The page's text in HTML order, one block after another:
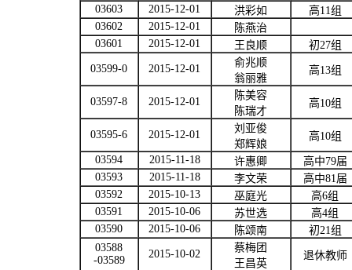
03603
2015-12-01 洪彩如 高11组
03602
2015-12-01
陈燕治
03601
2015-12-01 王良顺 初27组
03599-0
2015-12-01
俞兆顺
翁丽雅
高13组
03597-8 2015-12-01
陈美容
陈瑞才
高10组
03595-6 2015-12-01
刘亚俊
郑辉娘
高10组
03594
2015-11-18 许惠卿 高中79届
03593
2015-11-18 李文荣 高中81届
03592
2015-10-13 巫庭光 高6组
03591
2015-10-06 苏世选 高4组
03590
2015-10-06 陈颂南 初21组
03588
-03589
2015-10-02
蔡梅团
王昌英
退休教师